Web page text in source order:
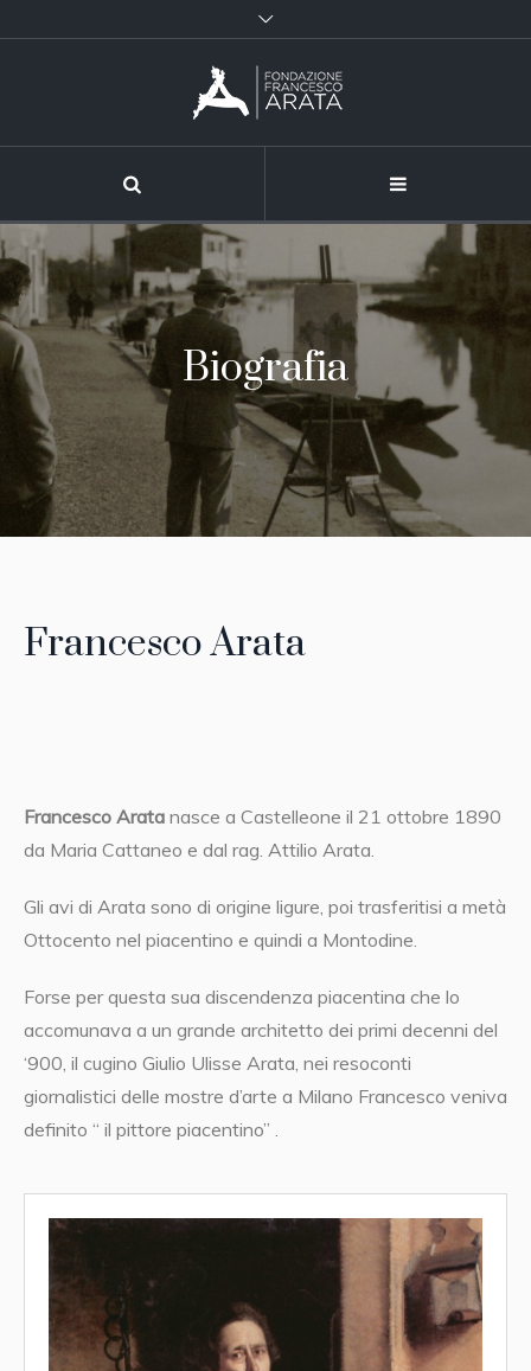
Biografia
Francesco Arata
Francesco Arata nasce a Castelleone il 21 ottobre 1890
da Maria Cattaneo e dal rag. Attilio Arata.
Gli avi di Arata sono di origine ligure, poi trasferitisi a metà
Ottocento nel piacentino e quindi a Montodine.
Forse per questa sua discendenza piacentina che lo
accomunava a un grande architetto dei primi decenni del
‘900, il cugino Giulio Ulisse Arata, nei resoconti
giornalistici delle mostre d’arte a Milano Francesco veniva
definito “ il pittore piacentino” .